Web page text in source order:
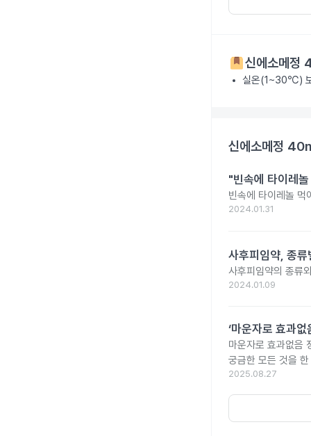
신에소메정
실온(1~30℃)
신에소메정
"빈속에 타이레
빈속에 타이레놀 먹
2024.01.31
사후피임약, 종
사후피임약의 종류
2024.01.09
‘마운자로 효과
마운자로 효과없음
궁금한 모든 것을
2025.08.27